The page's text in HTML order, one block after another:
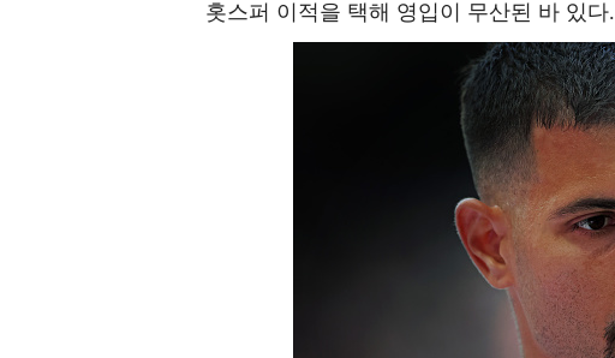
홋스퍼 이적을 택해 영입이 무산된 바 있다.